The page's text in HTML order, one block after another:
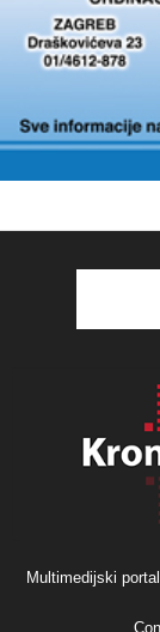
Multimedijski